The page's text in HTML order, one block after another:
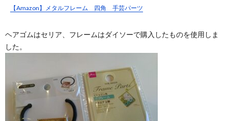
【Amazon】メタルフレーム 四角 手芸パーツ
ヘアゴムはセリア、フレームはダイソーで購入したものを使用しま
した。